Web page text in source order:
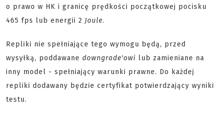
o prawo w HK i granicę prędkości początkowej pocisku
465 fps lub energii 2 Joule.
Repliki nie spełniające tego wymogu będą, przed
wysyłką, poddawane downgrade'owi lub zamieniane na
inny model - spełniający warunki prawne. Do każdej
repliki dodawany będzie certyfikat potwierdzający wyniki
testu.